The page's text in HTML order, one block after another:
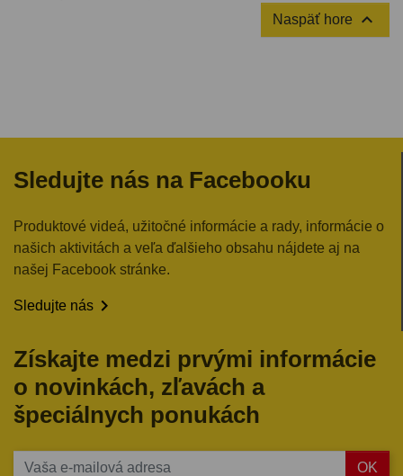
Naspäť hore 
Sledujte nás na Facebooku
Produktové videá, užitočné informácie a rady, informácie o
našich aktivitách a veľa ďalšieho obsahu nájdete aj na
našej Facebook stránke.
Sledujte nás 
Získajte medzi prvými informácie
o novinkách, zľavách a
špeciálnych ponukách
OK